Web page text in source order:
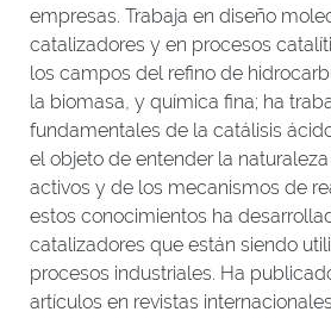
empresas. Trabaja en diseño
catalizadores y en procesos
los campos del refino de
la biomasa, y química fina; ha
fundamentales de la catálisis
el objeto de entender la
activos y de los mecanismos de
estos conocimientos ha
catalizadores que están siendo
procesos industriales. Ha
artículos en revistas